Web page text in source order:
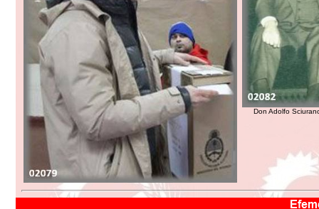
Don Adolfo